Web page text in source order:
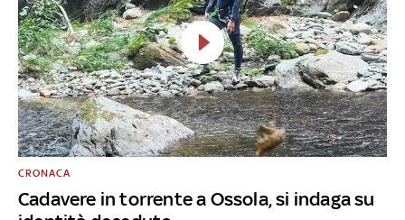
Cadavere in torrente a Ossola, si indaga su
CRONACA